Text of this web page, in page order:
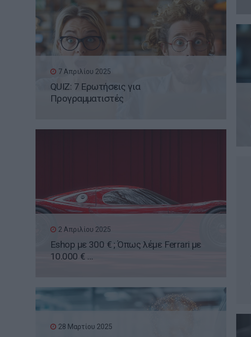
7 Απριλίου 2025
QUIZ: 7 Ερωτήσεις για
Προγραμματιστές
2 Απριλίου 2025
Eshop με 300 € ; Όπως λέμε Ferrari με
10.000 € …
28 Μαρτίου 2025